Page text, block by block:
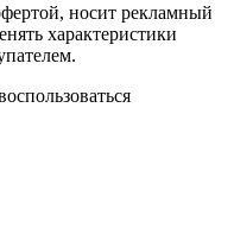
носит рекламный
характеристики